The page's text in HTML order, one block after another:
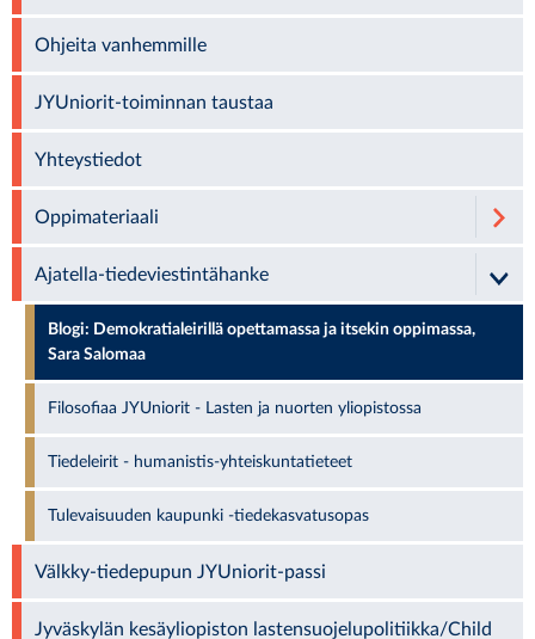
Ohjeita vanhemmille
JYUniorit-toiminnan taustaa
Yhteystiedot
Oppimateriaali
Ajatella-tiedeviestintähanke
Blogi: Demokratialeirillä opettamassa ja itsekin oppimassa,
Sara Salomaa
Filosofiaa JYUniorit - Lasten ja nuorten yliopistossa
Tiedeleirit - humanistis-yhteiskuntatieteet
Tulevaisuuden kaupunki -tiedekasvatusopas
Välkky-tiedepupun JYUniorit-passi
Jyväskylän kesäyliopiston lastensuojelupolitiikka/Child